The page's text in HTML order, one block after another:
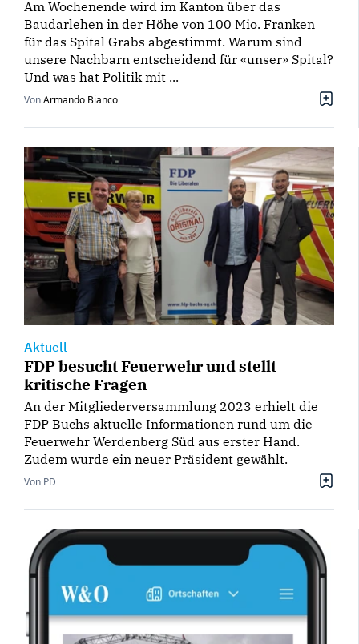
Am Wochenende wird im Kanton über das
Baudarlehen in der Höhe von 100 Mio. Franken
für das Spital Grabs abgestimmt. Warum sind
unsere Nachbarn entscheidend für «unser» Spital?
Und was hat Politik mit ...
VonArmando Bianco
Aktuell
FDP besucht Feuerwehr und stellt
kritische Fragen
An der Mitgliederversammlung 2023 erhielt die
FDP Buchs aktuelle Informationen rund um die
Feuerwehr Werdenberg Süd aus erster Hand.
Zudem wurde ein neuer Präsident gewählt.
Von PD